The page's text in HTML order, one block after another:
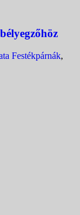
Festékpárnák,